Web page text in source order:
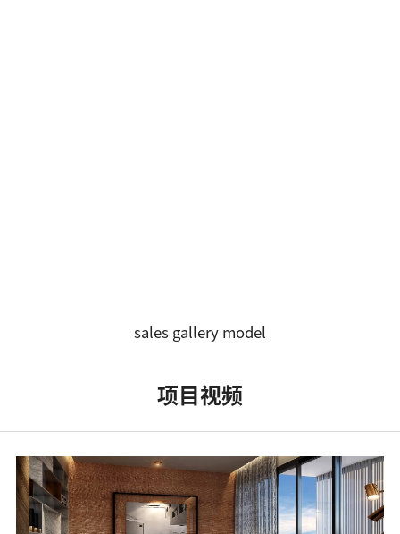
sales gallery model
项目视频